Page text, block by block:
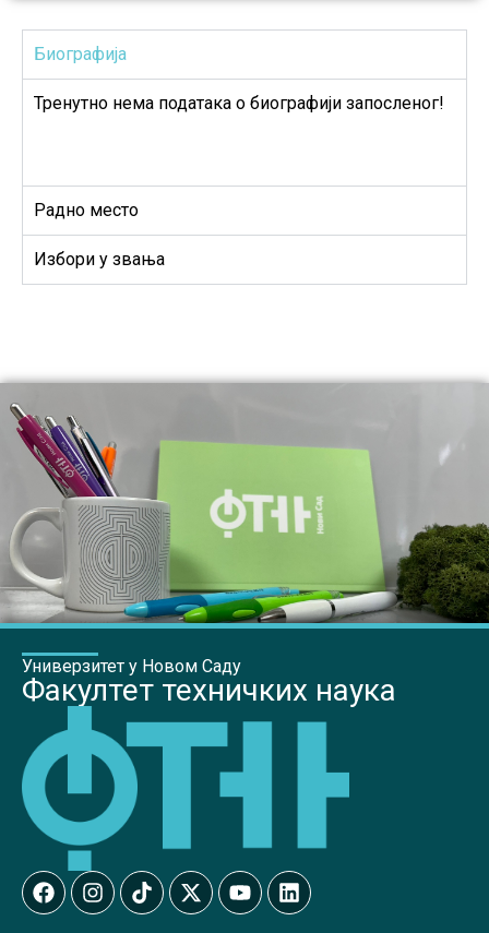
Биографија
Тренутно нема података о биографији запосленог!
Радно место
Избори у звања
Универзитет у Новом Саду
Факултет техничких наука